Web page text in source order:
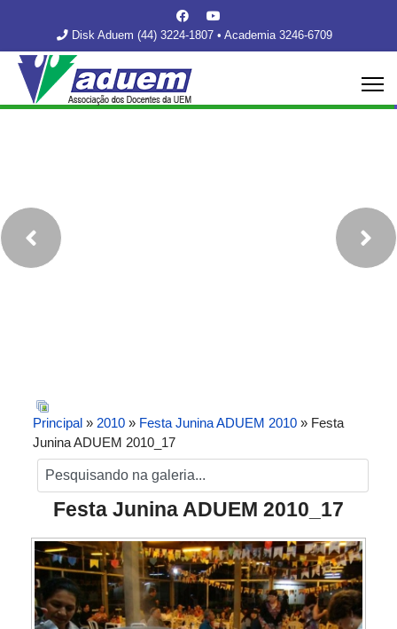
Disk Aduem (44) 3224-1807 • Academia 3246-6709
Principal » 2010 » Festa Junina ADUEM 2010 » Festa
Junina ADUEM 2010_17
Festa Junina ADUEM 2010_17